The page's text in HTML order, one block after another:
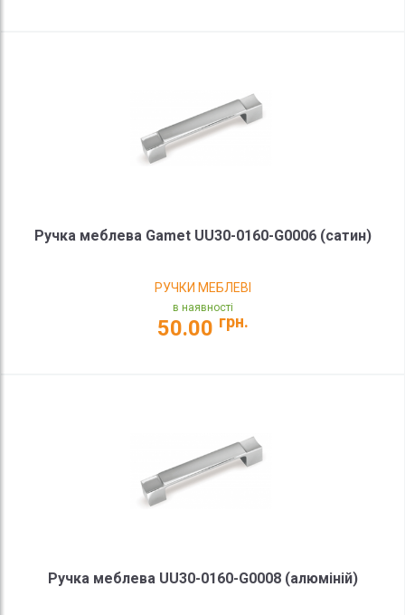
Ручка меблева Gamet UU30-0160-G0006 (сатин)
РУЧКИ МЕБЛЕВІ
в наявності
50.00 грн.
Ручка меблева UU30-0160-G0008 (алюміній)